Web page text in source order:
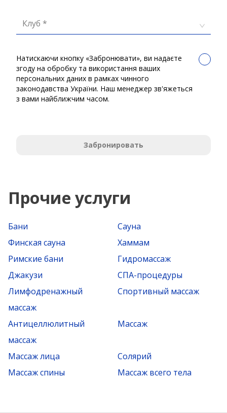
Клуб *
Натискаючи кнопку «Забронювати», ви надаєте
згоду на обробку та використання ваших
персональних даних в рамках чинного
законодавства України. Наш менеджер зв'яжеться
з вами найближчим часом.
Забронировать
Прочие услуги
Бани
Сауна
Финская сауна
Хаммам
Римские бани
Гидромассаж
Джакузи
СПА-процедуры
Лимфодренажный
массаж
Спортивный массаж
Антицеллюлитный
массаж
Массаж
Массаж лица
Солярий
Массаж спины
Массаж всего тела